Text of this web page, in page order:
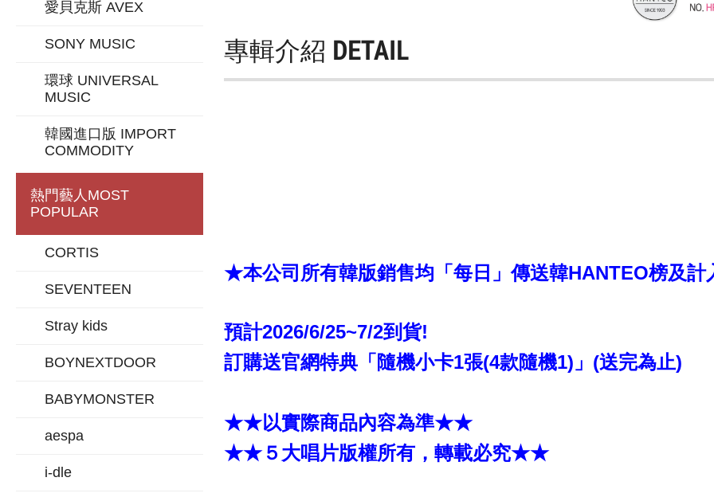
愛貝克斯 AVEX
SONY MUSIC
環球 UNIVERSAL
MUSIC
韓國進口版 IMPORT
COMMODITY
熱門藝人 MOST
POPULAR
CORTIS
SEVENTEEN
Stray kids
BOYNEXTDOOR
BABYMONSTER
aespa
i-dle
專輯介紹 DETAIL
★本公司所有韓版銷售均「每日」傳送韓HANTEO榜及
預計2026/6/25~7/2到貨!
訂購送官網特典「隨機小卡1張(4款隨機1)」(送完為止)
★★以實際商品內容為準★★
★★５大唱片版權所有，轉載必究★★